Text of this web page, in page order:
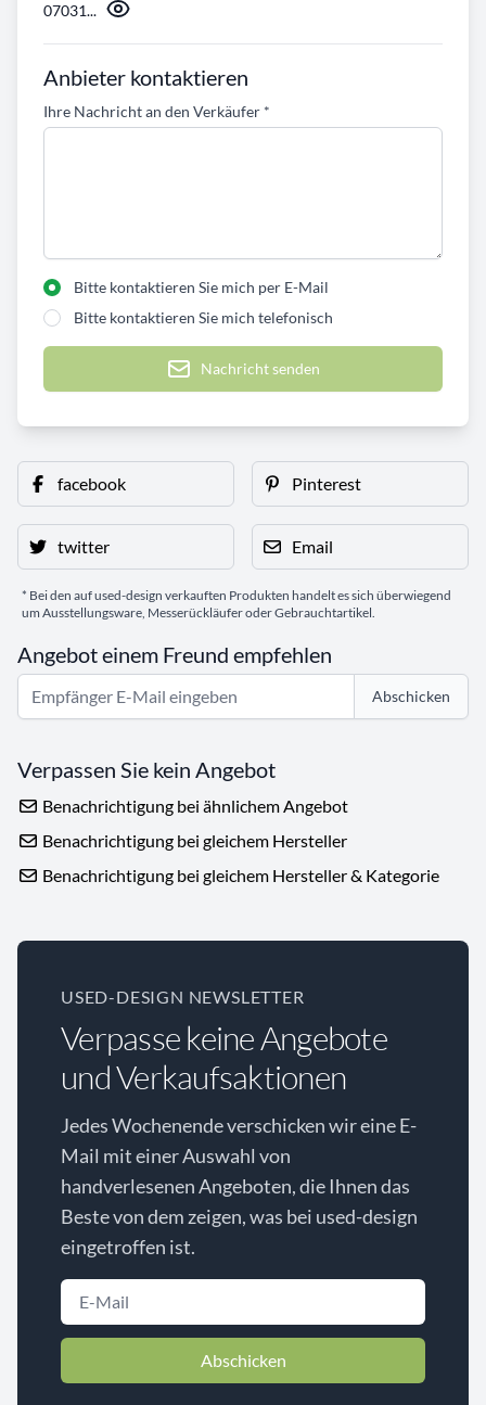
07031...
Anbieter kontaktieren
Ihre Nachricht an den Verkäufer *
Bitte kontaktieren Sie mich per E-Mail
Bitte kontaktieren Sie mich telefonisch
Nachricht senden
facebook Pinterest
twitter Email
* Bei den auf used-design verkauften Produkten handelt es sich überwiegend
um Ausstellungsware, Messerückläufer oder Gebrauchtartikel.
Angebot einem Freund empfehlen
Abschicken
Verpassen Sie kein Angebot
Benachrichtigung bei ähnlichem Angebot
Benachrichtigung bei gleichem Hersteller
Benachrichtigung bei gleichem Hersteller & Kategorie
USED-DESIGN NEWSLETTER
Verpasse keine Angebote
und Verkaufsaktionen
Jedes Wochenende verschicken wir eine E-
Mail mit einer Auswahl von
handverlesenen Angeboten, die Ihnen das
Beste von dem zeigen, was bei used-design
eingetroffen ist.
Abschicken